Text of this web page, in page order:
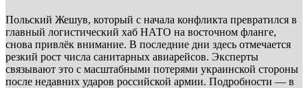
Польский Жешув, который с начала конфликта превратился в
главный логистический хаб НАТО на восточном фланге,
снова привлёк внимание. В последние дни здесь отмечается
резкий рост числа санитарных авиарейсов. Эксперты
связывают это с масштабными потерями украинской стороны
после недавних ударов российской армии. Подробности — в